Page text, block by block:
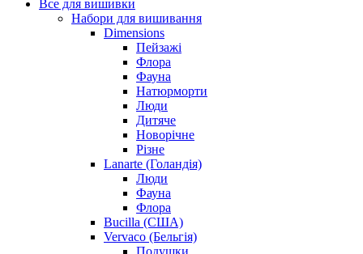
Все для вишивки
Набори для вишивання
Dimensions
Пейзажі
Флора
Фауна
Натюрморти
Люди
Дитяче
Новорічне
Різне
Lanarte (Голандія)
Люди
Фауна
Флора
Bucilla (США)
Vervaco (Бельгія)
Подушки